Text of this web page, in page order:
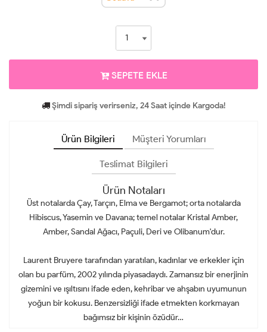
SEPETE EKLE
Şimdi sipariş verirseniz, 24 Saat içinde Kargoda!
Ürün Bilgileri Müşteri Yorumları
Teslimat Bilgileri
Ürün Notaları
Üst notalarda Çay, Tarçın, Elma ve Bergamot; orta notalarda
Hibiscus, Yasemin ve Davana; temel notalar Kristal Amber,
Amber, Sandal Ağacı, Paçuli, Deri ve Olibanum'dur.
Laurent Bruyere tarafından yaratılan, kadınlar ve erkekler için
olan bu parfüm, 2002 yılında piyasadaydı. Zamansız bir enerjinin
gizemini ve ışıltısını ifade eden, kehribar ve ahşabın uyumunun
yoğun bir kokusu. Benzersizliği ifade etmekten korkmayan
bağımsız bir kişinin özüdür…